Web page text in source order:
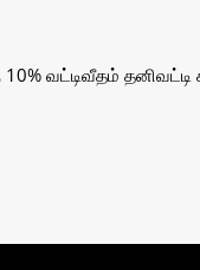
10% வட்டிவீதம்